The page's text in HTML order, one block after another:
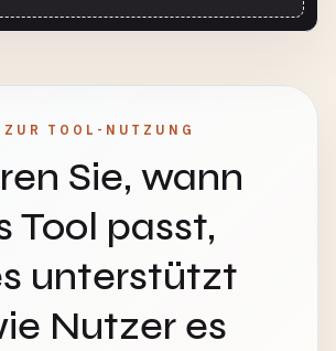
TOOL-NUTZUNG
Sie, wann
Tool passt,
unterstützt
Nutzer es